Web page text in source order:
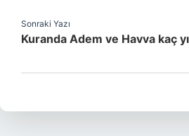
Sonraki Yazı
Kuranda Adem ve Havva kaç